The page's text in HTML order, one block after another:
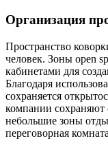
Организация
Пространство
человек. Зоны open
кабинетами для
Благодаря
сохраняется
компании сохраняют
небольшие зоны
переговорная